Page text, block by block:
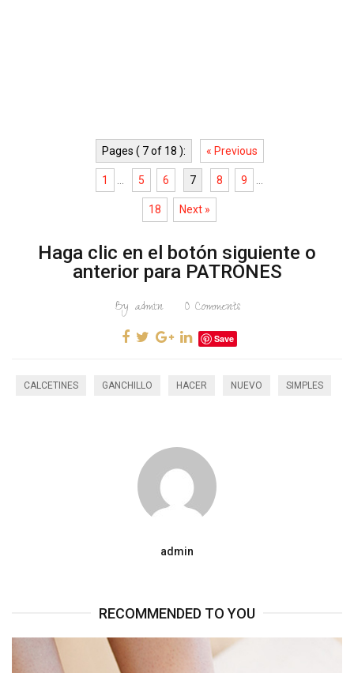
Pages ( 7 of 18 ): « Previous
1 5 6 7 8 9
18 Next »
Haga clic en el botón siguiente o
anterior para PATRONES
By admin 0Comments
Save
CALCETINES GANCHILLO HACER NUEVO SIMPLES
admin
RECOMMENDED TO YOU